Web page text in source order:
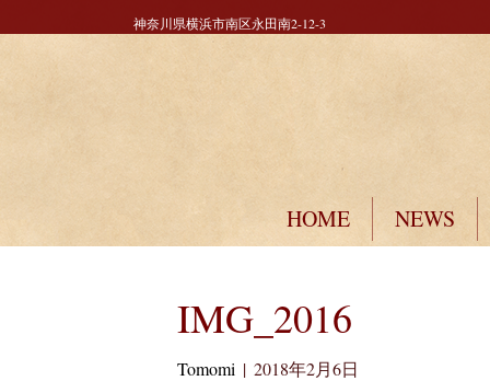
神奈川県横浜市南区永田南2-12-3
HOME NEWS
IMG_2016
Tomomi | 2018年2月6日